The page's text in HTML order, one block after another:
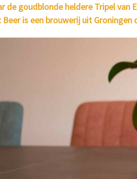
de goudblonde heldere Tripel van
Beer is een brouwerij uit